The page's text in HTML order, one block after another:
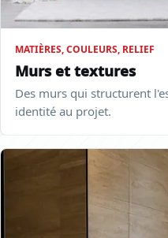
MATIÈRES, COULEURS, RELIEF
Murs et textures
Des murs qui structurent
identité au projet.